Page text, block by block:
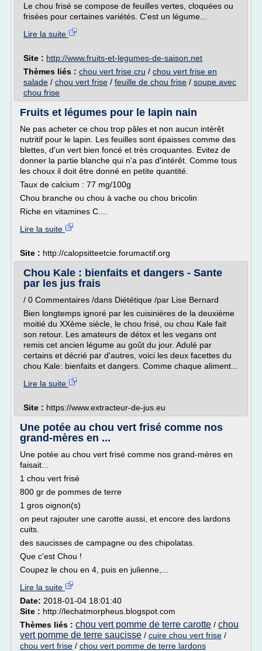
Le chou frisé se compose de feuilles vertes, cloquées ou
frisées pour certaines variétés. C'est un légume...
Lire la suite
Site : http://www.fruits-et-legumes-de-saison.net
Thèmes liés : chou vert frise cru / chou vert frise en
salade / chou vert frise / feuille de chou frise / soupe avec
chou frise
Fruits et légumes pour le lapin nain
Ne pas acheter ce chou trop pâles et non aucun intérêt
nutritif pour le lapin. Les feuilles sont épaisses comme des
blettes, d'un vert bien foncé et très croquantes. Evitez de
donner la partie blanche qui n'a pas d'intérêt. Comme tous
les choux il doit être donné en petite quantité.
Taux de calcium : 77 mg/100g
Chou branche ou chou à vache ou chou bricolin
Riche en vitamines C....
Lire la suite
Site : http://calopsitteetcie.forumactif.org
Chou Kale : bienfaits et dangers - Sante
par les jus frais
/ 0 Commentaires /dans Diététique /par Lise Bernard
Bien longtemps ignoré par les cuisinières de la deuxième
moitié du XXème siècle, le chou frisé, ou chou Kale fait
son retour. Les amateurs de détox et les vegans ont
remis cet ancien légume au goût du jour. Adulé par
certains et décrié par d'autres, voici les deux facettes du
chou Kale: bienfaits et dangers. Comme chaque aliment...
Lire la suite
Site : https://www.extracteur-de-jus.eu
Une potée au chou vert frisé comme nos
grand-mères en ...
Une potée au chou vert frisé comme nos grand-mères en
faisait...
1 chou vert frisé
800 gr de pommes de terre
1 gros oignon(s)
on peut rajouter une carotte aussi, et encore des lardons
cuits.
des saucisses de campagne ou des chipolatas.
Que c'est Chou !
Coupez le chou en 4, puis en julienne,...
Lire la suite
Date: 2018-01-04 18:01:40
Site : http://lechatmorpheus.blogspot.com
Thèmes liés : chou vert pomme de terre carotte / chou
vert pomme de terre saucisse / cuire chou vert frise /
chou vert frise / chou vert pomme de terre lardons